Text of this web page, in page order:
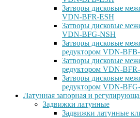
Затворы дисковые
VDN-BFR-ESH
Затворы дисковые
VDN-BFG-NSH
Затворы дисковые
редуктором VDN-
Затворы дисковые
редуктором VDN-
Затворы дисковые
редуктором VDN-
Латунная запорная и
Задвижки латунные
Задвижки латунные